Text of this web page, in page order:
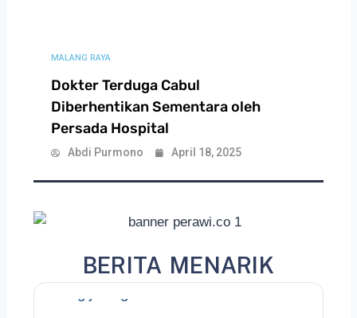
MALANG RAYA
Dokter Terduga Cabul
Diberhentikan Sementara oleh
Persada Hospital
Abdi Purmono April 18, 2025
BERITA MENARIK